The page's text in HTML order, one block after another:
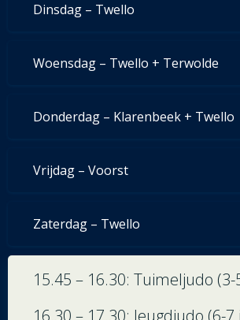
Dinsdag – Twello
Woensdag – Twello + Terwolde
Donderdag – Klarenbeek + Twello
Vrijdag – Voorst
Zaterdag – Twello
15.45 – 16.30: Tuimeljudo (3-
16.30 – 17.30: Jeugdjudo (6-7